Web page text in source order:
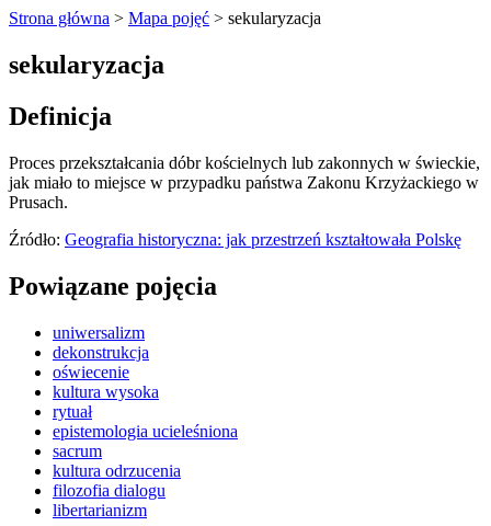
Strona główna > Mapa pojęć > sekularyzacja
sekularyzacja
Definicja
Proces przekształcania dóbr kościelnych lub zakonnych w świeckie,
jak miało to miejsce w przypadku państwa Zakonu Krzyżackiego w
Prusach.
Źródło: Geografia historyczna: jak przestrzeń kształtowała Polskę
Powiązane pojęcia
uniwersalizm
dekonstrukcja
oświecenie
kultura wysoka
rytuał
epistemologia ucieleśniona
sacrum
kultura odrzucenia
filozofia dialogu
libertarianizm